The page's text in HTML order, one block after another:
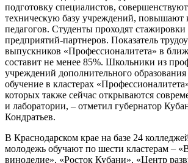
подготовку специалистов,
техническую базу учреждений,
педагогов. Студенты проходят
предприятий-партнеров. Показатель
выпускников «Профессионалитета» в
составит не менее 85%. Школьники из
учреждений дополнительного
обучение в кластерах
которых также сейчас открываются
и лаборатории, – отметил губернатор
Кондратьев.
В Краснодарском крае на базе 24
молодежь обучают по шести кластерам –
виноделие», «Росток Кубани», «Центр